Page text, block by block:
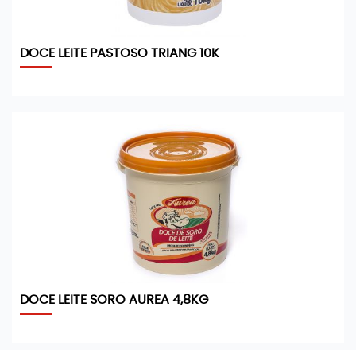
DOCE LEITE PASTOSO TRIANG 10K
DOCE LEITE SORO AUREA 4,8KG